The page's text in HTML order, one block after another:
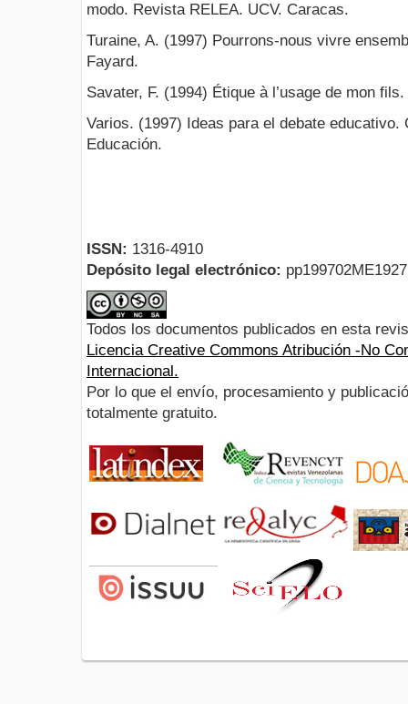
modo. Revista RELEA. UCV. Caracas.
Turaine, A. (1997) Pourrons-nous vivre
Fayard.
Savater, F. (1994) Étique à l’usage de mon
Varios. (1997) Ideas para el debate
Educación.
ISSN: 1316-4910
Depósito legal electrónico:
Todos los documentos publicados en esta
Licencia Creative Commons Atribución -No
Internacional.
Por lo que el envío, procesamiento y
totalmente gratuito.